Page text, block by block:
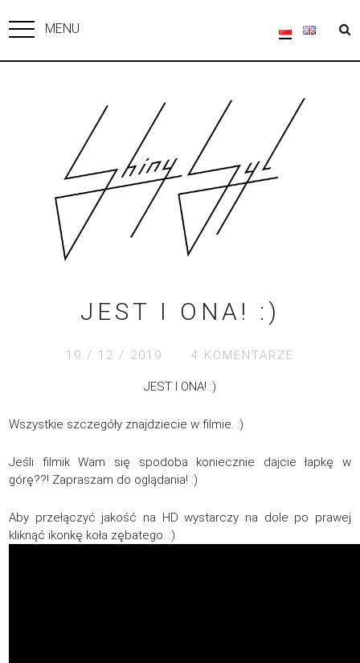
MENU
JEST I ONA! :)
19 / 12 / 2019 4 KOMENTARZE
JEST I ONA! :)
Wszystkie szczegóły znajdziecie w filmie. :)
Jeśli filmik Wam się spodoba koniecznie dajcie łapkę w
górę??! Zapraszam do oglądania! :)
Aby przełączyć jakość na HD wystarczy na dole po prawej
kliknąć ikonkę koła zębatego. :)